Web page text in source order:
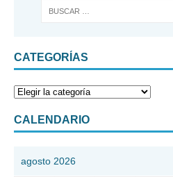
CATEGORÍAS
CALENDARIO
agosto 2026